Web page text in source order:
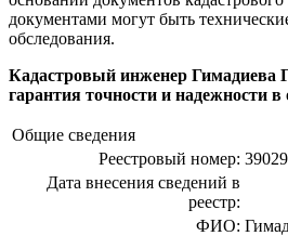
документами могут быть
обследования.
Кадастровый инженер Гимадиева
гарантия точности и надежности
Общие сведения
Реестровый номер: 39029
Дата внесения сведений в
реестр:
ФИО: